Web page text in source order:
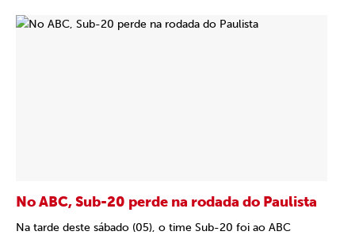
No ABC, Sub-20 perde na rodada do Paulista
Na tarde deste sábado (05), o time Sub-20 foi ao ABC